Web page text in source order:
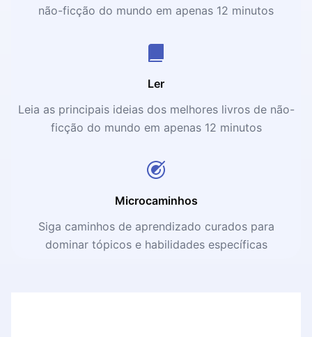
não-ficção do mundo em apenas 12 minutos
Ler
Leia as principais ideias dos melhores livros de não-
ficção do mundo em apenas 12 minutos
Microcaminhos
Siga caminhos de aprendizado curados para
dominar tópicos e habilidades específicas